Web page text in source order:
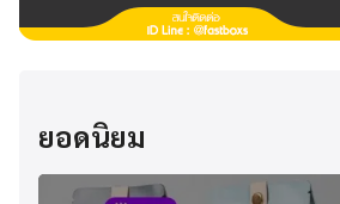
ยอดนิยม